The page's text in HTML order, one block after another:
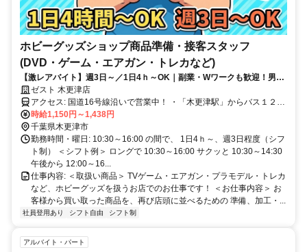
ホビーグッズショップ商品準備・接客スタッフ
(DVD・ゲーム・エアガン・トレカなど)
【激レアバイト】週3日～／1日4ｈ～OK｜副業・Wワークも歓迎！男性
スタッフ活躍中！
ゼスト 木更津店
アクセス: 国道16号線沿いで営業中！ ・「木更津駅」からバス１２分
／自転車９分 ・「祇園駅」から車４分／自転車１３分 バス停「請西
時給1,150円～1,438円
千葉県木更津市
勤務時間・曜日: 10:30～16:00 の間で、 1日4ｈ～、週3日程度（シフ
ト制） ＜シフト例＞ ロングで 10:30～16:00 サクッと 10:30～14:30
午後から 12:00～16...
仕事内容: ＜取扱い商品＞ TVゲーム・エアガン・プラモデル・トレカ
など、ホビーグッズを扱うお店でのお仕事です！ ＜お仕事内容＞ お
客様から買い取った商品を、再び店頭に並べるための 準備、加工・...
社員登用あり シフト自由 シフト制
アルバイト・パート